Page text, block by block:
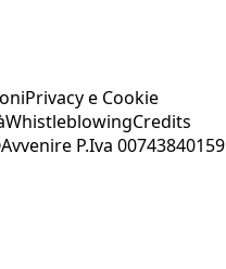
Privacy e Cookie
WhistleblowingCredits
P.Iva 00743840159